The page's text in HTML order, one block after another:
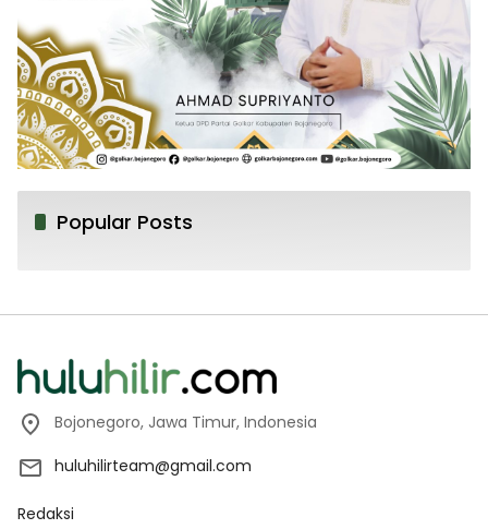
Popular Posts
Bojonegoro, Jawa Timur, Indonesia
huluhilirteam@gmail.com
Redaksi